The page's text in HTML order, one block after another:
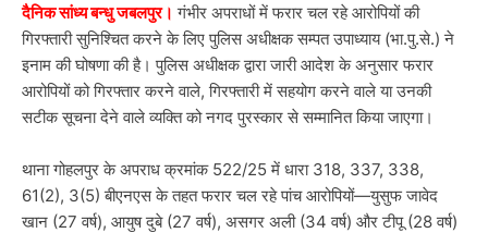
दैनिक सांध्य बन्धु जबलपुर। गंभीर अपराधों में फरार चल रहे आरोपियों की
गिरफ्तारी सुनिश्चित करने के लिए पुलिस अधीक्षक सम्पत उपाध्याय (भा.पु.से.) ने
इनाम की घोषणा की है। पुलिस अधीक्षक द्वारा जारी आदेश के अनुसार फरार
आरोपियों को गिरफ्तार करने वाले, गिरफ्तारी में सहयोग करने वाले या उनकी
सटीक सूचना देने वाले व्यक्ति को नगद पुरस्कार से सम्मानित किया जाएगा।
थाना गोहलपुर के अपराध क्रमांक 522/25 में धारा 318, 337, 338,
61(2), 3(5) बीएनएस के तहत फरार चल रहे पांच आरोपियों—युसुफ जावेद
खान (27 वर्ष), आयुष दुबे (27 वर्ष), असगर अली (34 वर्ष) और टीपू (28 वर्ष)